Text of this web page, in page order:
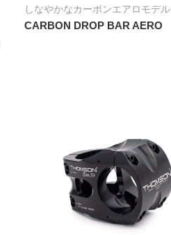
しなやかなカーボンエアロモデル
CARBON DROP BAR AERO